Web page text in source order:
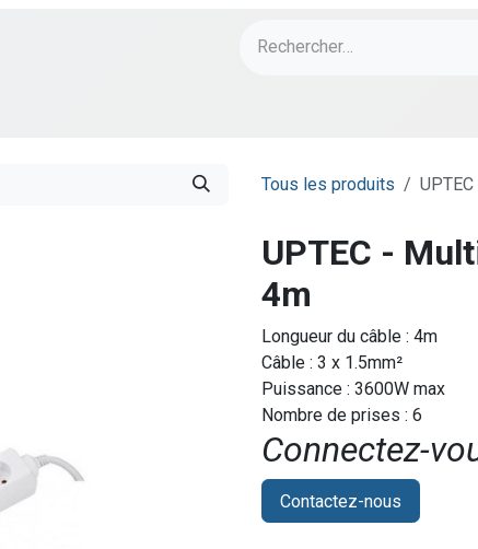
Tous les produits
UPTEC -
4m
Longueur du câble : 4m
Câble : 3 x 1.5mm²
Puissance : 3600W max
Nombre de prises : 6
Connectez-
Contactez-nous